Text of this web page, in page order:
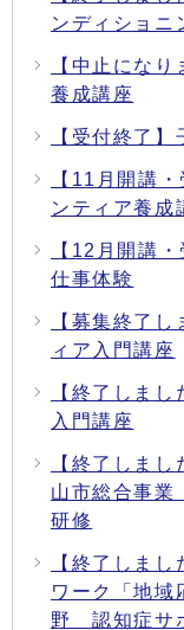
ンディショニ
【中止にな
養成講座
【受付終了
【11月開講
ンティア養成
【12月開講
仕事体験
【募集終了
ィア入門講座
【終了しま
入門講座
【終了しま
山市総合事業
研修
【終了しま
ワーク「地
野 認知症サ